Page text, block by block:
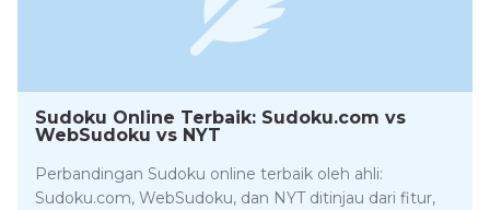
Sudoku Online Terbaik: Sudoku.com vs
WebSudoku vs NYT
Perbandingan Sudoku online terbaik oleh ahli:
Sudoku.com, WebSudoku, dan NYT ditinjau dari fitur,